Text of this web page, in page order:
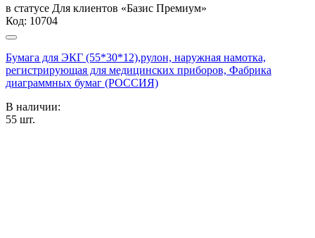
в статусе Для клиентов «Базис Премиум»
Код: 10704
Бумага для ЭКГ (55*30*12),рулон, наружная намотка,
регистрирующая для медицинских приборов, Фабрика
диаграммных бумаг (РОССИЯ)
В наличии:
55 шт.